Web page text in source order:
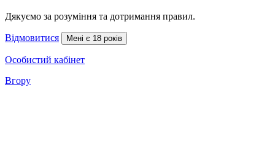
Дякуємо за розуміння та дотримання правил.
Відмовитися Мені є 18 років
Особистий кабінет
Вгору